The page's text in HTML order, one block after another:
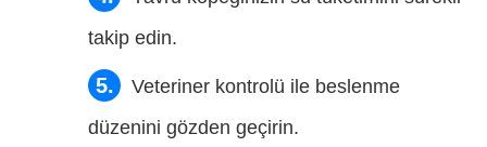
takip edin.
Veteriner kontrolü ile beslenme
düzenini gözden geçirin.